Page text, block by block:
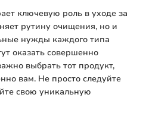
ключевую роль в уходе за
рутину очищения, но и
нужды каждого типа
оказать совершенно
выбрать тот продукт,
вам. Не просто следуйте
свою уникальную